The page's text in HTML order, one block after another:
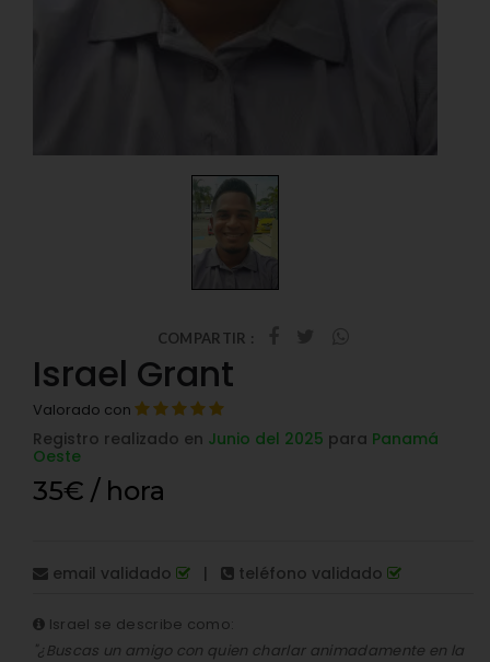
COMPARTIR :
Israel Grant
Valorado con
Registro realizado en Junio del 2025 para Panamá
Oeste
35€ / hora
email validado | teléfono validado
Israel se describe como:
"¿Buscas un amigo con quien charlar animadamente en la